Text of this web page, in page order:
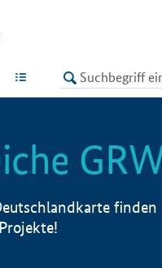
LISTE
finden